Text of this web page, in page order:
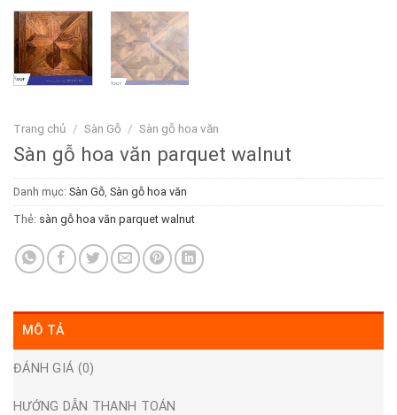
Trang chủ / Sàn Gỗ / Sàn gỗ hoa văn
Sàn gỗ hoa văn parquet walnut
Danh mục: Sàn Gỗ Sàn gỗ hoa văn
Thẻ: sàn gỗ hoa văn parquet walnut
MÔ TẢ
ĐÁNH GIÁ (0)
HƯỚNG DẪN THANH TOÁN